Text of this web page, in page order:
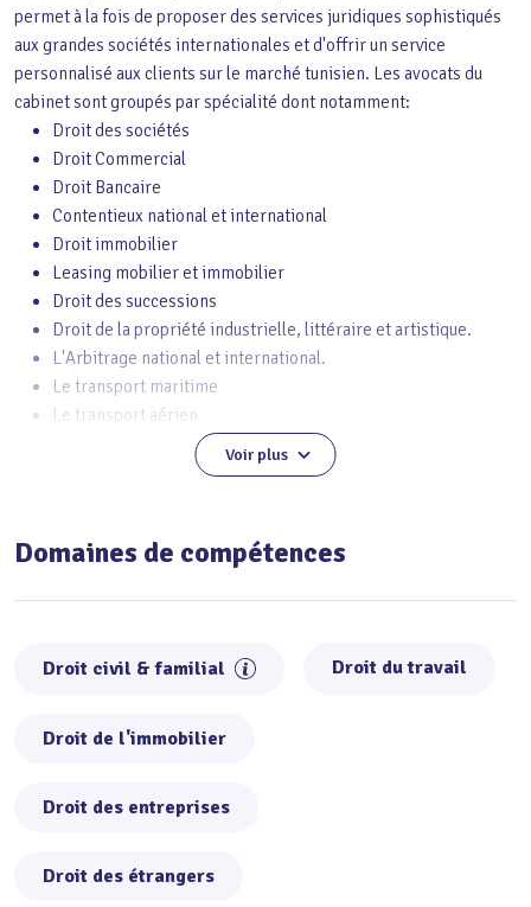
permet à la fois de proposer des services juridiques sophistiqués
aux grandes sociétés internationales et d'offrir un service
personnalisé aux clients sur le marché tunisien. Les avocats du
cabinet sont groupés par spécialité dont notamment:
Droit des sociétés
Droit Commercial
Droit Bancaire
Contentieux national et international
Droit immobilier
Leasing mobilier et immobilier
Droit des successions
Droit de la propriété industrielle, littéraire et artistique.
L'Arbitrage national et international.
Le transport maritime
Le transport aérien
L'assurance et la réassuranceVoir plus
Domaines de compétences
Droit civil & familial Droit du travail
Droit de l'immobilier
Droit des entreprises
Droit des étrangers